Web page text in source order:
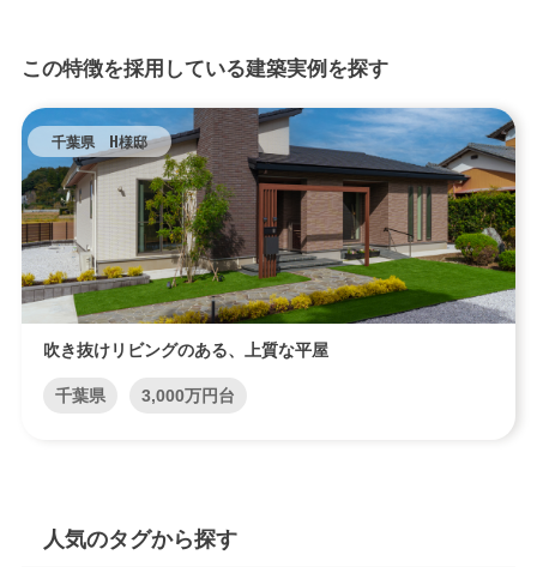
この特徴を採用している建築実例を探す
千葉県 H様邸
吹き抜けリビングのある、上質な平屋
千葉県 3,000万円台
人気のタグから探す